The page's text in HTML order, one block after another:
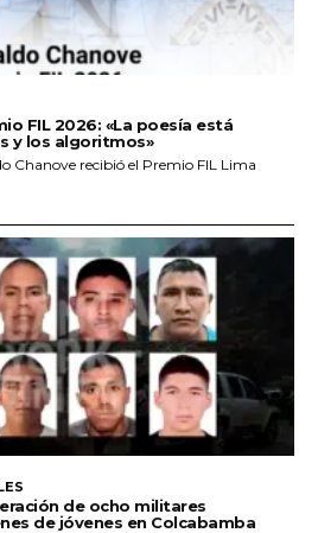
FIL 2026: «La poesía está
y los algoritmos»
Chanove recibió el Premio FIL Lima
de ocho militares
de jóvenes en Colcabamba